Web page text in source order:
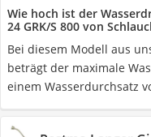
Wie hoch ist der
24 GRK/S 800 von
Bei diesem Modell aus
beträgt der maximale
einem Wasserdurchsatz